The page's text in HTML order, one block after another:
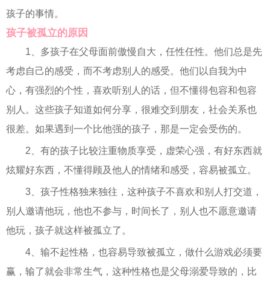
孩子的事情。
孩子被孤立的原因
1、多孩子在父母面前傲慢自大，任性任性。他们总是先
考虑自己的感受，而不考虑别人的感受。他们以自我为中
心，有强烈的个性，喜欢听别人的话，但不懂得包容和包容
别人。这些孩子知道如何分享，很难交到朋友，社会关系也
很差。如果遇到一个比他强的孩子，那是一定会受伤的。
2、有的孩子比较注重物质享受，虚荣心强，有好东西就
炫耀好东西，不懂得顾及他人的情绪和感受，容易被孤立。
3、孩子性格独来独往，这种孩子不喜欢和别人打交道，
别人邀请他玩，他也不参与，时间长了，别人也不愿意邀请
他玩，孩子就这样被孤立了。
4、输不起性格，也容易导致被孤立，做什么游戏必须要
赢，输了就会非常生气，这种性格也是父母溺爱导致的，比